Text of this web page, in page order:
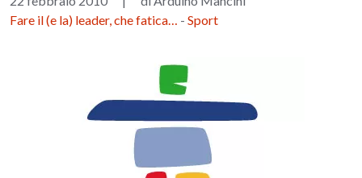
Fare il (e la) leader, che fatica… -Sport